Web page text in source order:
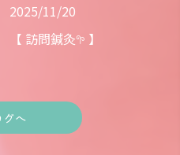
2025/11/20
【 訪問鍼灸𖧧 】
グへ